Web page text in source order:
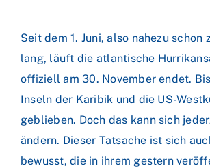
Seit dem 1. Juni, also nahezu schon
lang, läuft die atlantische
offiziell am 30. November endet.
Inseln der Karibik und die US-
geblieben. Doch das kann sich
ändern. Dieser Tatsache ist sich
bewusst, die in ihrem gestern